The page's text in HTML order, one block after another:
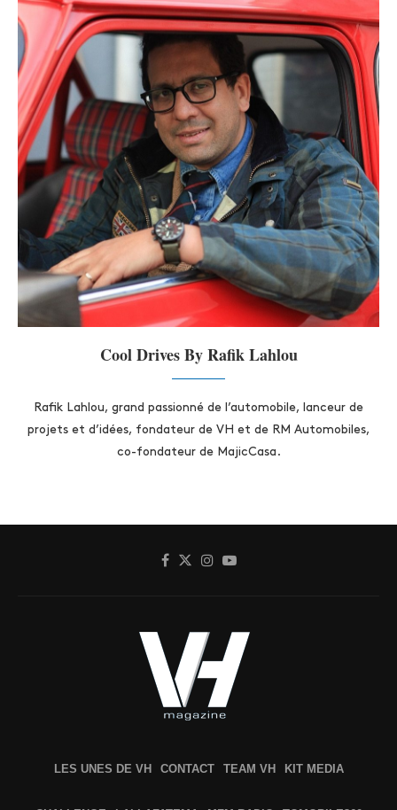
Cool Drives By Rafik Lahlou
Rafik Lahlou, grand passionné de l’automobile, lanceur de
projets et d’idées, fondateur de VH et de RM Automobiles,
co-fondateur de MajicCasa.
LES UNES DE VH CONTACT TEAM VH KIT MEDIA